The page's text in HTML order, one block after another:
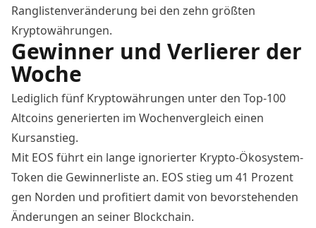
Ranglistenveränderung bei den zehn größten
Kryptowährungen.
Gewinner und Verlierer der
Woche
Lediglich fünf Kryptowährungen unter den Top-100
Altcoins generierten im Wochenvergleich einen
Kursanstieg.
Mit EOS führt ein lange ignorierter Krypto-Ökosystem-
Token die Gewinnerliste an. EOS stieg um 41 Prozent
gen Norden und profitiert damit von bevorstehenden
Änderungen an seiner Blockchain.